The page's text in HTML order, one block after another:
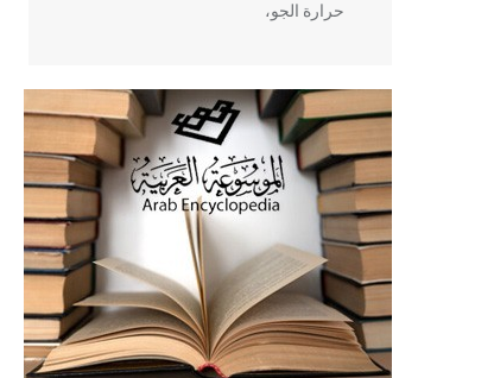
حرارة الجو،
- هل تعلم أن أبقراط كتب في الطب
أربعة مؤلفات هي: الحكم، الأدلة، تنظيم
التغذية، ورسالته في جروح الرأس.
ويعود له الفضل بأنه حرر الطب من
الدين والفلسفة.
- هل تعلم أن المرجان إفراز حيواني
يتكون في البحر ويتركب من مادة
كربونات الكلسيوم، وهو أحمر أو شديد
الحمرة وهو أجود أنواعه، ويمتاز بكبر
الحجم ويسمى الش